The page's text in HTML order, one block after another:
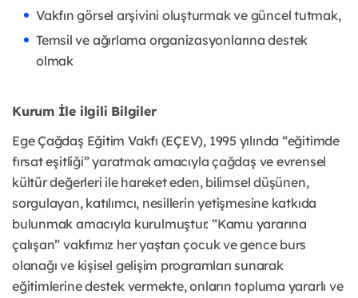
Vakfın görsel arşivini oluşturmak ve güncel tutmak,
Temsil ve ağırlama organizasyonlarına destek
olmak
Kurum İle ilgili Bilgiler
Ege Çağdaş Eğitim Vakfı (EÇEV), 1995 yılında “eğitimde
fırsat eşitliği” yaratmak amacıyla çağdaş ve evrensel
kültür değerleri ile hareket eden, bilimsel düşünen,
sorgulayan, katılımcı, nesillerin yetişmesine katkıda
bulunmak amacıyla kurulmuştur. “Kamu yararına
çalışan” vakfımız her yaştan çocuk ve gence burs
olanağı ve kişisel gelişim programları sunarak
eğitimlerine destek vermekte, onların topluma yararlı ve